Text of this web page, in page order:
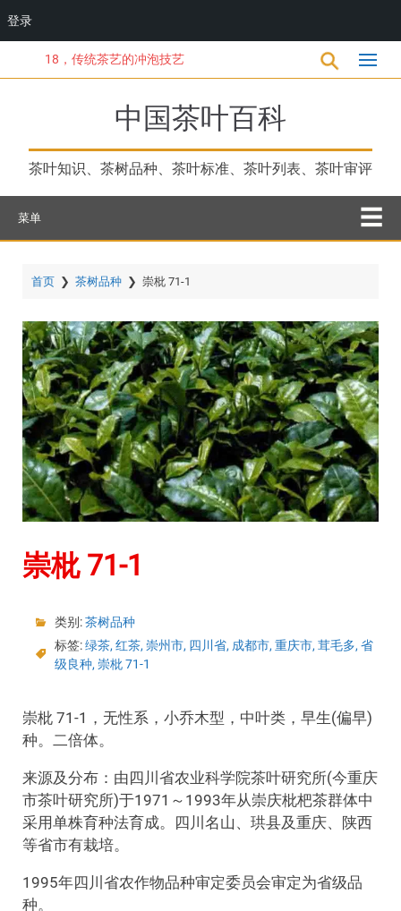
到
18，传统茶艺的冲泡技艺
中国茶叶百科
茶叶知识、茶树品种、茶叶标准、茶叶列表、茶叶审评
菜单
首页 ❯ 茶树品种 ❯ 崇枇 71-1
崇枇 71-1
类别:茶树品种
标签:绿茶, 红茶, 崇州市, 四川省, 成都市, 重庆市, 茸毛多, 省
级良种, 崇枇 71-1
崇枇 71-1，无性系，小乔木型，中叶类，早生(偏早)
种。二倍体。
来源及分布：由四川省农业科学院茶叶研究所(今重庆
市茶叶研究所)于1971～1993年从崇庆枇杷茶群体中
采用单株育种法育成。四川名山、珙县及重庆、陕西
等省市有栽培。
1995年四川省农作物品种审定委员会审定为省级品
种。
登录